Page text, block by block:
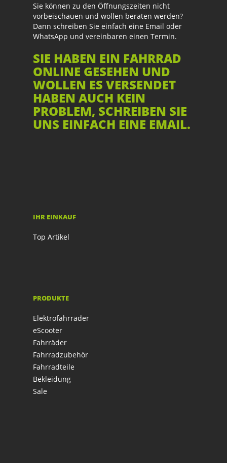
Sie können zu den Öffnungszeiten nicht
vorbeischauen und wollen beraten werden?
Dann schreiben Sie einfach eine Email oder
WhatsApp und vereinbaren einen Termin.
SIE HABEN EIN FAHRRAD
ONLINE GESEHEN UND
WOLLEN ES VERSENDET
HABEN AUCH KEIN
PROBLEM, SCHREIBEN SIE
UNS EINFACH EINE EMAIL.
IHR EINKAUF
Top Artikel
PRODUKTE
Elektrofahrräder
eScooter
Fahrräder
Fahrradzubehör
Fahrradteile
Bekleidung
Sale